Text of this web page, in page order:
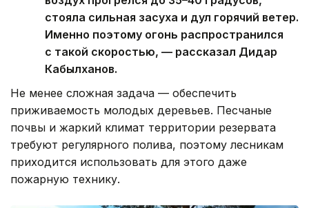
стояла сильная засуха и дул горячий ветер.
Именно поэтому огонь распространился
с такой скоростью, — рассказал Дидар
Кабылханов.
Не менее сложная задача — обеспечить
приживаемость молодых деревьев. Песчаные
почвы и жаркий климат территории резервата
требуют регулярного полива, поэтому лесникам
приходится использовать для этого даже
пожарную технику.